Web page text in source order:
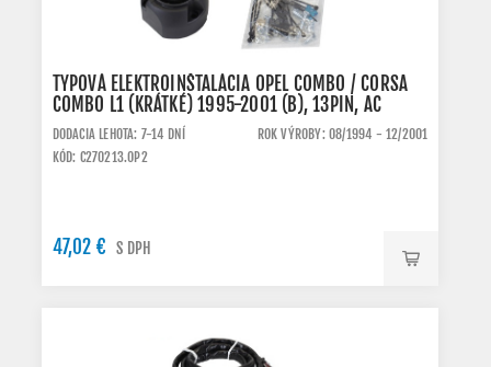
TYPOVÁ ELEKTROINŠTALÁCIA OPEL COMBO / CORSA
COMBO L1 (KRÁTKÉ) 1995-2001 (B), 13PIN, AC
DODACIA LEHOTA: 7-14 DNÍ
ROK VÝROBY: 08/1994 - 12/2001
KÓD: C270213.OP2
47,02 € S DPH